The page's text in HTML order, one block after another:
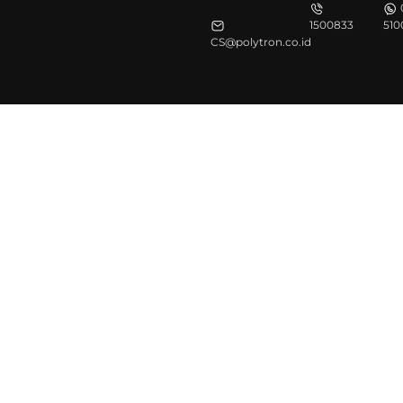
CS@polytron.co.id
1500833